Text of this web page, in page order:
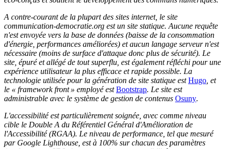
A contre-courant de la plupart des sites internet, le site
communication-democratie.org est un site statique. Aucune requête
n'est envoyée vers la base de données (baisse de la consommation
d'énergie, performances améliorées) et aucun langage serveur n'est
nécessaire (moins de surface d'attaque donc plus de sécurité). Le
site, épuré et allégé de tout superflu, est également réfléchi pour une
expérience utilisateur la plus efficace et rapide possible. La
technologie utilisée pour la génération de site statique estHugo , et
le « framework front » employé estBootstrap. Le site est
administrable avec le système de gestion de contenus Osuny.
L'accessibilité est particulièrement soignée, avec comme niveau
cible le Double A du Référentiel Général d'Amélioration de
l'Accessibilité (RGAA). Le niveau de performance, tel que mesuré
par Google Lighthouse, est à 100% sur chacun des paramètres